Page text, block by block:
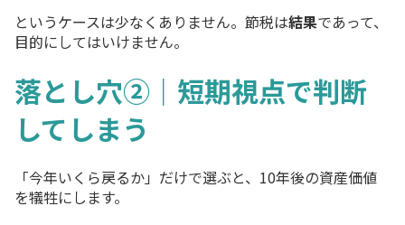
というケースは少なくありません。節税は結果であって、
目的にしてはいけません。
落とし穴②｜短期視点で判断
してしまう
「今年いくら戻るか」だけで選ぶと、10年後の資産価値
を犠牲にします。